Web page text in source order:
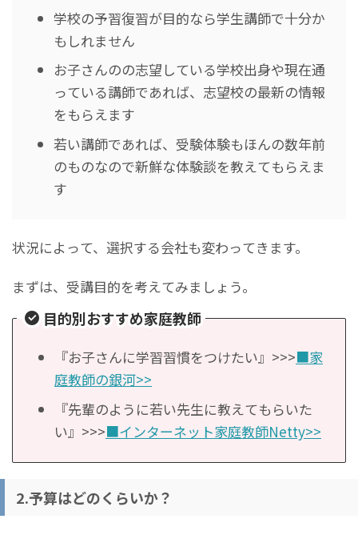
学校の予習復習が目的なら学生講師で十分か
もしれません
お子さんのの志望している学校出身や現在通
っている講師であれば、志望校の最新の情報
をもらえます
若い講師であれば、受験体験もほんの数年前
のものなので新鮮な体験談を教えてもらえま
す
状況によって、選択する会社も変わってきます。
まずは、受講目的を考えてみましょう。
目的別おすすめ家庭教師
『お子さんに学習習慣をつけたい』>>>■家
庭教師の銀河>>
『先輩のように若い先生に教えてもらいた
い』>>>■インターネット家庭教師Netty>>
2.予算はどのくらいか？